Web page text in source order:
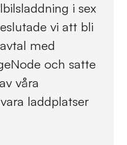
i sex
vi att bli
med
och satte
våra
laddplatser